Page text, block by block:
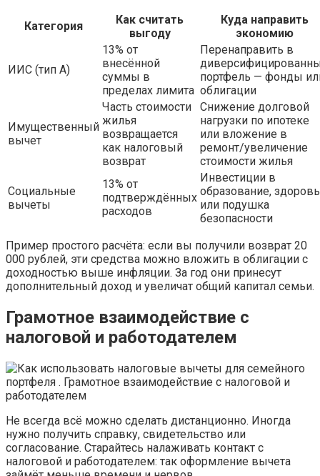
Категория
Как считать
выгоду
Куда направить
экономию
ИИС (тип A)
13% от
внесённой
суммы в
пределах лимита
Перенаправить в
портфель — фонды
облигации
Имущественный
вычет
Часть стоимости
жилья
возвращается
как налоговый
возврат
Снижение долговой
нагрузки по ипотеке
или вложение в
ремонт/увеличение
стоимости жилья
Социальные
вычеты
13% от
подтверждённых
расходов
Инвестиции в
образование,
или подушка
безопасности
Пример простого расчёта: если вы получили возврат 20
000 рублей, эти средства можно вложить в облигации с
доходностью выше инфляции. За год они принесут
дополнительный доход и увеличат общий капитал семьи.
Грамотное взаимодействие с
налоговой и работодателем
Не всегда всё можно сделать дистанционно. Иногда
нужно получить справку, свидетельство или
согласование. Старайтесь налаживать контакт с
налоговой и работодателем: так оформление вычета